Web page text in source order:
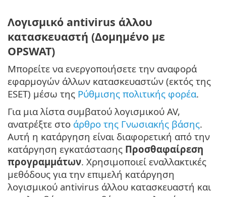
Λογισμικό antivirus άλλου
κατασκευαστή (Δομημένο με
OPSWAT)
Μπορείτε να ενεργοποιήσετε την αναφορά
εφαρμογών άλλων κατασκευαστών (εκτός της
ESET) μέσω της Ρύθμισης πολιτικής φορέα.
Για μια λίστα συμβατού λογισμικού AV,
ανατρέξτε στο άρθρο της Γνωσιακής βάσης.
Αυτή η κατάργηση είναι διαφορετική από την
κατάργηση εγκατάστασης Προσθαφαίρεση
προγραμμάτων. Χρησιμοποιεί εναλλακτικές
μεθόδους για την επιμελή κατάργηση
λογισμικού antivirus άλλου κατασκευαστή και